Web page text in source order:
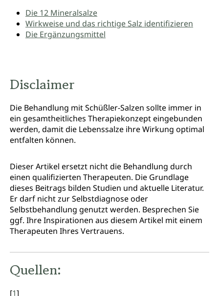
Die 12 Mineralsalze
Wirkweise und das richtige Salz identifizieren
Die Ergänzungsmittel
Disclaimer
Die Behandlung mit Schüßler-Salzen sollte immer in
ein gesamtheitliches Therapiekonzept eingebunden
werden, damit die Lebenssalze ihre Wirkung optimal
entfalten können.
Dieser Artikel ersetzt nicht die Behandlung durch
einen qualifizierten Therapeuten. Die Grundlage
dieses Beitrags bilden Studien und aktuelle Literatur.
Er darf nicht zur Selbstdiagnose oder
Selbstbehandlung genutzt werden. Besprechen Sie
ggf. Ihre Inspirationen aus diesem Artikel mit einem
Therapeuten Ihres Vertrauens.
Quellen:
[1]